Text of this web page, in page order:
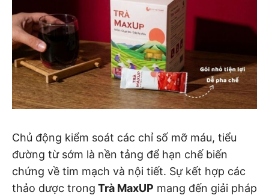
Chủ động kiểm soát các chỉ số mỡ máu, tiểu
đường từ sớm là nền tảng để hạn chế biến
chứng về tim mạch và nội tiết. Sự kết hợp các
thảo dược trong Trà MaxUP mang đến giải pháp